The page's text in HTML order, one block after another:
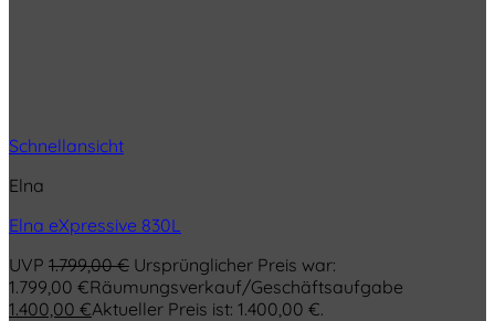
Schnellansicht
Elna
Elna eXpressive 830L
UVP 1.799,00€ Ursprünglicher Preis war:
1.799,00 €Räumungsverkauf/Geschäftsaufgabe
1.400,00 €Aktueller Preis ist: 1.400,00 €.